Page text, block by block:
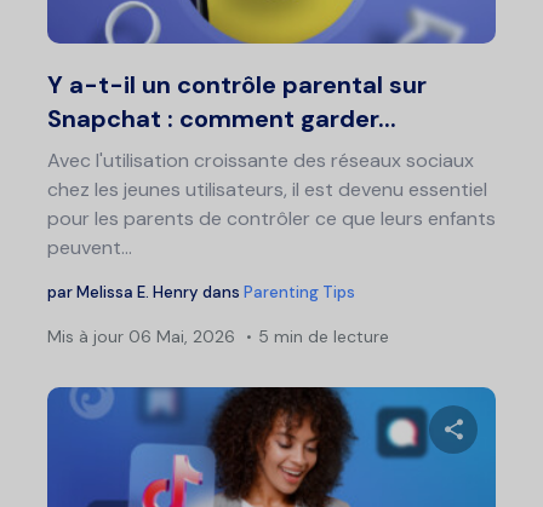
Y a-t-il un contrôle parental sur
Snapchat : comment garder...
Avec l'utilisation croissante des réseaux sociaux
chez les jeunes utilisateurs, il est devenu essentiel
pour les parents de contrôler ce que leurs enfants
peuvent...
parMelissa E. Henry dans Parenting Tips
Mis à jour 06 Mai, 2026 5 min de lecture